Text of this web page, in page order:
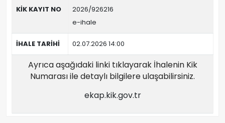
KİK KAYIT NO
2026/926216
e-ihale
İHALE TARİHİ 02.07.2026 14:00
Ayrıca aşağıdaki linki tıklayarak İhalenin Kik
Numarası ile detaylı bilgilere ulaşabilirsiniz.
ekap.kik.gov.tr